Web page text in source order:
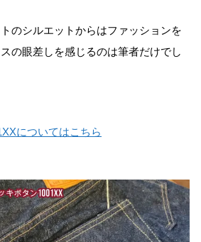
のシルエットからはファッションを
の眼差しを感じるのは筆者だけでし
についてはこちら